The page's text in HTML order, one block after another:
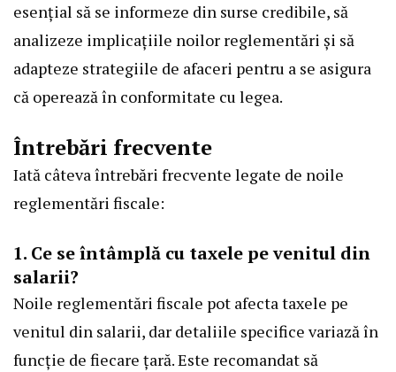
esențial să se informeze din surse credibile, să
analizeze implicațiile noilor reglementări și să
adapteze strategiile de afaceri pentru a se asigura
că operează în conformitate cu legea.
Întrebări frecvente
Iată câteva întrebări frecvente legate de noile
reglementări fiscale:
1. Ce se întâmplă cu taxele pe venitul din
salarii?
Noile reglementări fiscale pot afecta taxele pe
venitul din salarii, dar detaliile specifice variază în
funcție de fiecare țară. Este recomandat să